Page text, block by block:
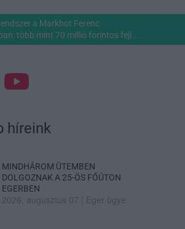
a Markhot Ferenc
több mint 70 millió forintos fejl...
híreink
MINDHÁROM ÜTEMBEN
DOLGOZNAK A 25-ÖS FŐÚTON
EGERBEN
2026. augusztus 07 Eger ügye